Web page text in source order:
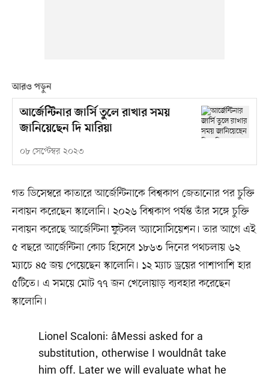
আরও পড়ুন
আর্জেন্টিনার জার্সি তুলে রাখার সময়
জানিয়েছেন দি মারিয়া
০৮ সেপ্টেম্বর ২০২৩
গত ডিসেম্বরে কাতারে আর্জেন্টিনাকে বিশ্বকাপ জেতানোর পর চুক্তি
নবায়ন করেছেন স্কালোনি। ২০২৬ বিশ্বকাপ পর্যন্ত তাঁর সঙ্গে চুক্তি
নবায়ন করেছে আর্জেন্টিনা ফুটবল অ্যাসোসিয়েশন। তার আগে এই
৫ বছরে আর্জেন্টিনা কোচ হিসেবে ১৮৬৩ দিনের পথচলায় ৬২
ম্যাচে ৪৫ জয় পেয়েছেন স্কালোনি। ১২ ম্যাচ ড্রয়ের পাশাপাশি হার
৫টিতে। এ সময়ে মোট ৭৭ জন খেলোয়াড় ব্যবহার করেছেন
স্কালোনি।
Lionel Scaloni: âMessi asked for a
substitution, otherwise I wouldnât take
him off. Later we will evaluate what he